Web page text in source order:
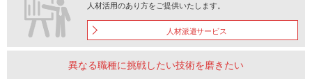
人材活用のあり方をご提供いたします。
人材派遣サービス